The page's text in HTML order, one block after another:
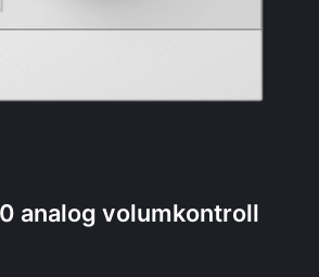
analog volumkontroll